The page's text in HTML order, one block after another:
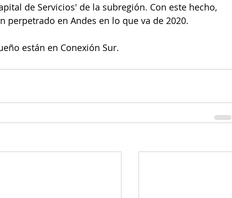
de Servicios' de la subregión. Con este hecho,
perpetrado en Andes en lo que va de 2020.
están en Conexión Sur.